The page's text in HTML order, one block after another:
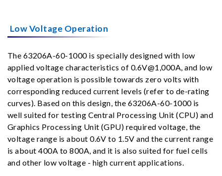
Low Voltage Operation
The 63206A-60-1000 is specially designed with low
applied voltage characteristics of 0.6V@1,000A, and low
voltage operation is possible towards zero volts with
corresponding reduced current levels (refer to de-rating
curves). Based on this design, the 63206A-60-1000 is
well suited for testing Central Processing Unit (CPU) and
Graphics Processing Unit (GPU) required voltage, the
voltage range is about 0.6V to 1.5V and the current range
is about 400A to 800A, and it is also suited for fuel cells
and other low voltage - high current applications.